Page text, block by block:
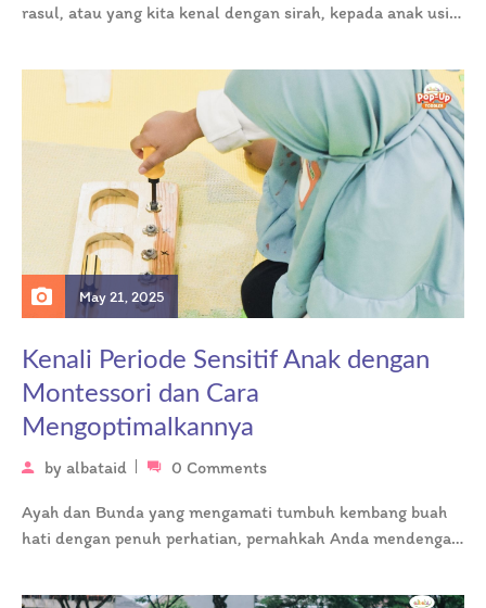
rasul, atau yang kita kenal dengan sirah, kepada anak usia
May 21, 2025
Kenali Periode Sensitif Anak dengan
Montessori dan Cara
Mengoptimalkannya
by albataid 0 Comments
Ayah dan Bunda yang mengamati tumbuh kembang buah
hati dengan penuh perhatian, pernahkah Anda mendengar